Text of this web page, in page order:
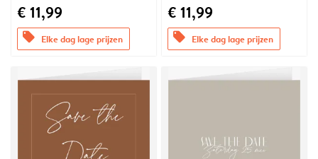
€ 11,99
offers Elke dag lage prijzen
€ 11,99
offers Elke dag lage prijzen